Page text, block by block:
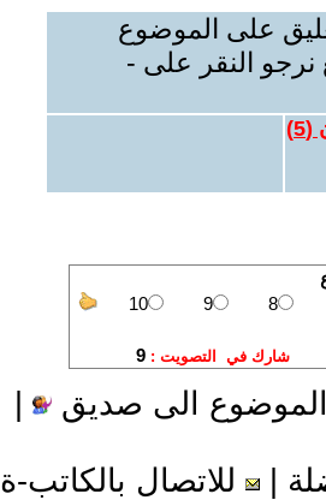
على الموضوع
نرجو النقر على -
(
5
)
الى صديق
للاتصال بالكاتب-ة